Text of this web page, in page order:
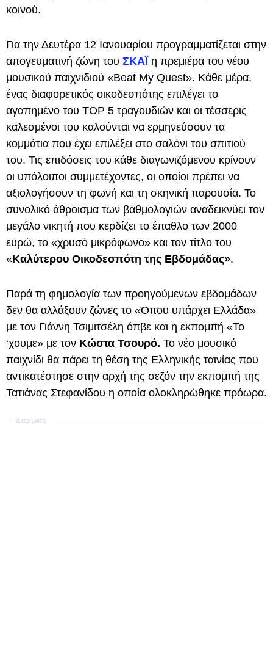
κοινού.
Για την Δευτέρα 12 Ιανουαρίου προγραμματίζεται στην
απογευματινή ζώνη του ΣΚΑΪ η πρεμιέρα του νέου
μουσικού παιχνιδιού «Beat My Quest». Κάθε μέρα,
ένας διαφορετικός οικοδεσπότης επιλέγει το
αγαπημένο του TOP 5 τραγουδιών και οι τέσσερις
καλεσμένοι του καλούνται να ερμηνεύσουν τα
κομμάτια που έχει επιλέξει στο σαλόνι του σπιτιού
του. Τις επιδόσεις του κάθε διαγωνιζόμενου κρίνουν
οι υπόλοιποι συμμετέχοντες, οι οποίοι πρέπει να
αξιολογήσουν τη φωνή και τη σκηνική παρουσία. Το
συνολικό άθροισμα των βαθμολογιών αναδεικνύει τον
μεγάλο νικητή που κερδίζει το έπαθλο των 2000
ευρώ, το «χρυσό μικρόφωνο» και τον τίτλο του
«Καλύτερου Οικοδεσπότη της Εβδομάδας».
Παρά τη φημολογία των προηγούμενων εβδομάδων
δεν θα αλλάξουν ζώνες το «Όπου υπάρχει Ελλάδα»
με τον Γιάννη Τσιμιτσέλη όπβε και η εκπομπή «Το
‘χουμε» με τον Κώστα Τσουρό. Το νέο μουσικό
παιχνίδι θα πάρει τη θέση της Ελληνικής ταινίας που
αντικατέστησε στην αρχή της σεζόν την εκπομπή της
Τατιάνας Στεφανίδου η οποία ολοκληρώθηκε πρόωρα.